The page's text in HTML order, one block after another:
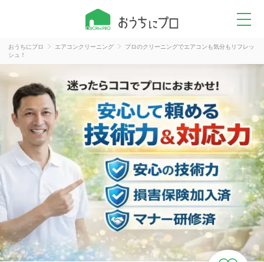
おうちにプロ エアコンクリーニング
プロのクリーニングでエアコンも気分もリフレッ
シュ！